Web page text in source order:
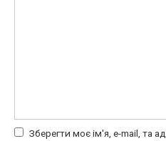
Зберегти моє ім'я, e-mail, та